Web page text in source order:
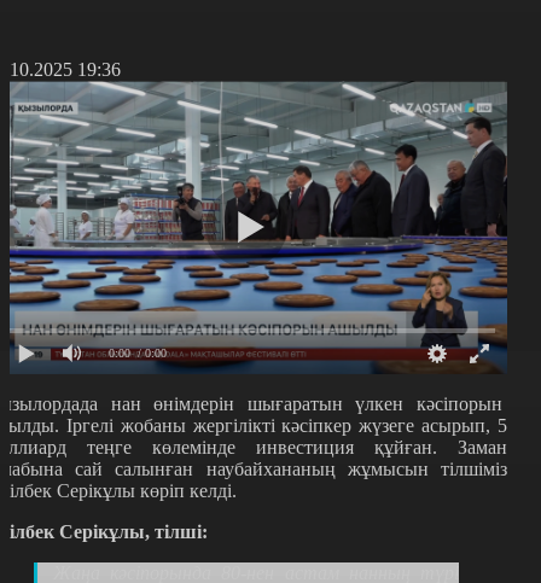
19:36
0:00 / 0:00
нан өнімдерін шығаратын үлкен кәсіпорын
Іргелі жобаны жергілікті кәсіпкер жүзеге асырып, 5
теңге көлемінде инвестиция құйған. Заман
сай салынған наубайхананың жұмысын тілшіміз
Серікұлы көріп келді.
Серікұлы, тілші: